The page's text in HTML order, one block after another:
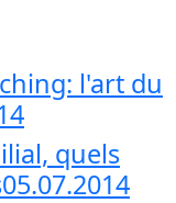
l'art du
quels